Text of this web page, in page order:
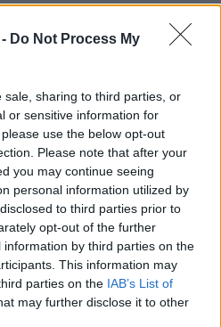
Do Not Process My
sale, sharing to third parties, or
or sensitive information for
use the below opt-out
Please note that after your
you may continue seeing
personal information utilized by
to third parties prior to
opt-out of the further
by third parties on the
This information may
parties on the IAB’s List of
may further disclose it to other
DEI LIVELLI